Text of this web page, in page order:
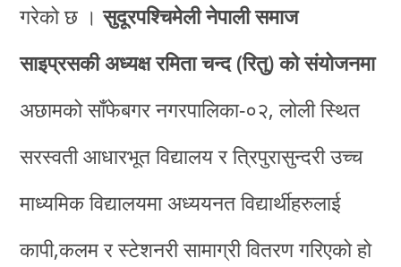
गरेको छ ।सुदूरपश्चिमेली नेपाली समाज
साइप्रसकी अध्यक्ष रमिता चन्द (रितु) को संयोजनमा
अछामको साँफेबगर नगरपालिका-०२, लोली स्थित
सरस्वती आधारभूत विद्यालय र त्रिपुरासुन्दरी उच्च
माध्यमिक विद्यालयमा अध्ययनत विद्यार्थीहरुलाई
कापी,कलम र स्टेशनरी सामाग्री वितरण गरिएको हो